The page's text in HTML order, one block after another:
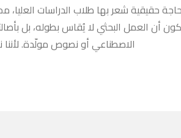
حقيقية شعر بها طلاب الدراسات
أن العمل البحثي لا يُقاس بطوله،
الاصطناعي أو نصوص مولّدة. لأننا